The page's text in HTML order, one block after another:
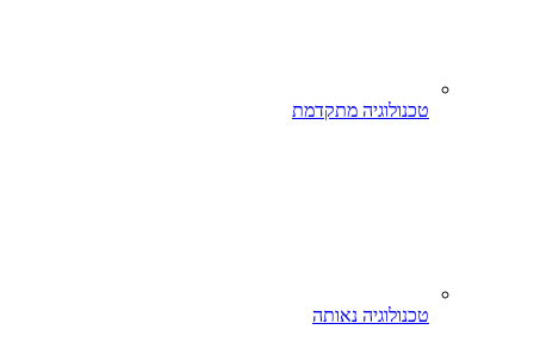
טכנולוגיה מתקדמת
טכנולוגיה נאותה